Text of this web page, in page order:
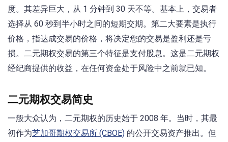
度。其差异巨大，从 1 分钟到 30 天不等。基本上，交易者
选择从 60 秒到半小时之间的短期交期。第二大要素是执行
价格，指达成交易的价格，将决定您的交易是盈利还是亏
损。二元期权交易的第三个特征是支付股息。这是二元期权
经纪商提供的收益，在任何资金处于风险中之前就已知。
二元期权交易简史
一般大众认为，二元期权的历史始于 2008 年。当时，其最
初作为芝加哥期权交易所 (CBOE) 的公开交易资产推出。但